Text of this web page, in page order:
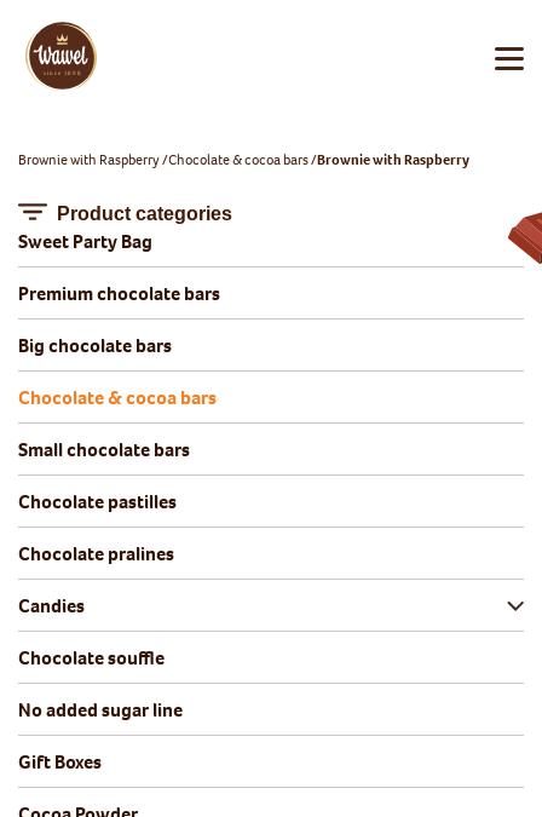
Brownie with Raspberry Chocolate & cocoa bars Brownie with Raspberry
Product categories
Sweet Party Bag
Premium chocolate bars
Big chocolate bars
Chocolate & cocoa bars
Small chocolate bars
Chocolate pastilles
Chocolate pralines
Candies
Chocolate souffle
No added sugar line
Gift Boxes